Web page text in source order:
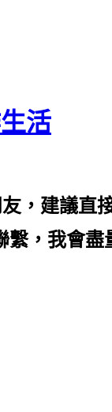
活
，建議直
繫，我會